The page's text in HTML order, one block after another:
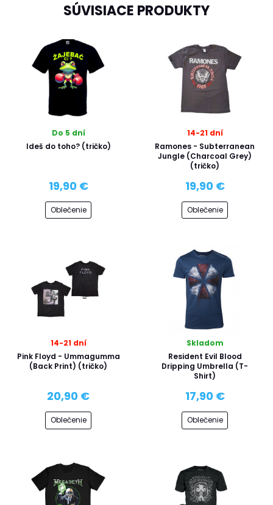
SÚVISIACE PRODUKTY
Do 5 dní
Ideš do toho? (tričko)
19,90 €
Oblečenie
14-21 dní
Ramones - Subterranean
Jungle (Charcoal Grey)
(tričko)
19,90 €
Oblečenie
14-21 dní
Pink Floyd - Ummagumma
(Back Print) (tričko)
20,90 €
Oblečenie
Skladom
Resident Evil Blood
Dripping Umbrella (T-
Shirt)
17,90 €
Oblečenie